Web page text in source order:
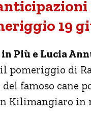
19
in Più e Lucia
pomeriggio di
del famoso
Kilimangiaro in